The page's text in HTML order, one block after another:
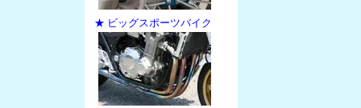
★ ビッグスポーツバイク